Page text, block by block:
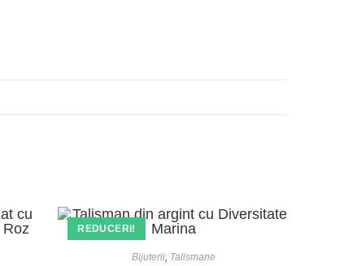
REDUCERI!
Bijuterii, Talismane